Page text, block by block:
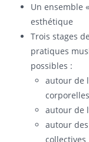
Un ensemble
esthétique
Trois stages
pratiques
possibles :
autour de
autour de
autour
collectives